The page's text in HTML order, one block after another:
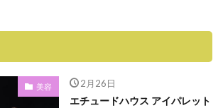
美容 2月26日
エチュードハウス アイパレット